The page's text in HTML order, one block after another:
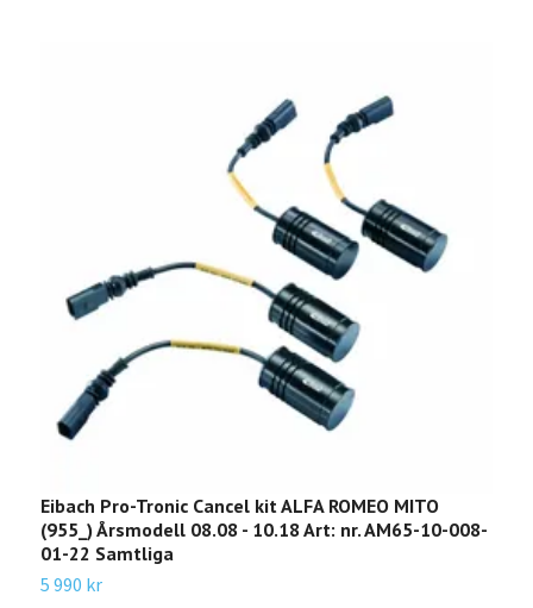
Eibach Pro-Tronic Cancel kit ALFA ROMEO MITO
(955_) Årsmodell 08.08 - 10.18 Art: nr. AM65-10-008-
01-22 Samtliga
5 990 kr